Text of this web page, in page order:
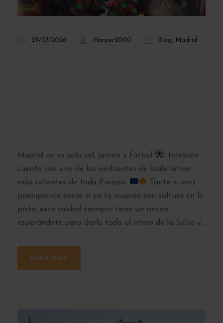
29/07/2026 Harper2000 Blog Madrid
Madrid no es solo sol, jamón y fútbol
; también
cuenta con uno de los ambientes de baile latino
más calientes de toda Europa.
Tanto si eres
principiante como si ya te mueves con soltura en la
pista, esta ciudad siempre tiene un rincón
esperándote para darlo todo al ritmo de la Salsa y...
Read More